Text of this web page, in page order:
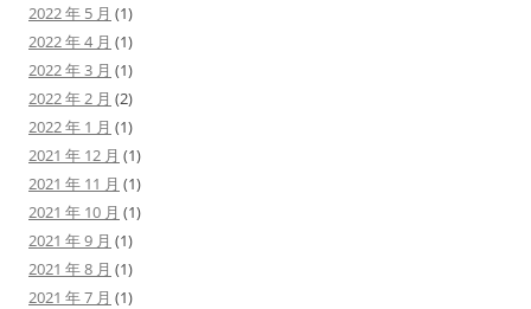
2022 年 5 月 (1)
2022 年 4 月 (1)
2022 年 3 月 (1)
2022 年 2 月 (2)
2022 年 1 月 (1)
2021 年 12 月 (1)
2021 年 11 月 (1)
2021 年 10 月 (1)
2021 年 9 月 (1)
2021 年 8 月 (1)
2021 年 7 月 (1)